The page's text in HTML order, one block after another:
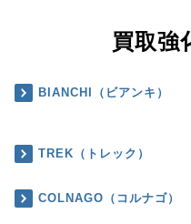
買取強
BIANCHI（ビアンキ）
TREK（トレック）
COLNAGO（コルナゴ）